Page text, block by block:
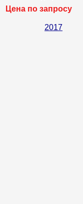
Цена по запросу